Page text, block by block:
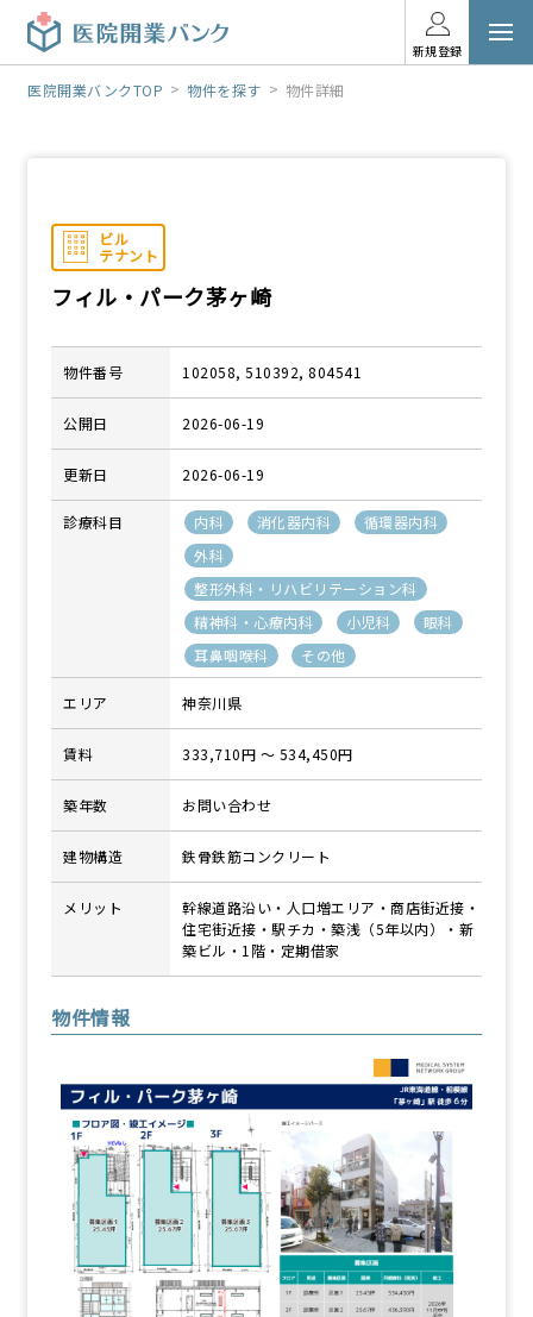
新規登録
医院開業バンクTOP 物件を探す 物件詳細
フィル・パーク茅ヶ崎
物件番号 102058, 510392, 804541
公開日 2026-06-19
更新日 2026-06-19
診療科目 内科 消化器内科
循環器内科
外科
整形外科・リハビリテーション科
精神科・心療内科
小児科
眼科
耳鼻咽喉科
その他
エリア 神奈川県
賃料 333,710円 〜 534,450円
築年数 お問い合わせ
建物構造 鉄骨鉄筋コンクリート
メリット
幹線道路沿い・人口増エリア・商店街近接・
住宅街近接・駅チカ・築浅（5年以内）・新
築ビル・1階・定期借家
物件情報